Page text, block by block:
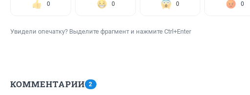
0 0 0 0
Увидели опечатку? Выделите фрагмент и нажмите Ctrl+Enter
КОММЕНТАРИИ 2